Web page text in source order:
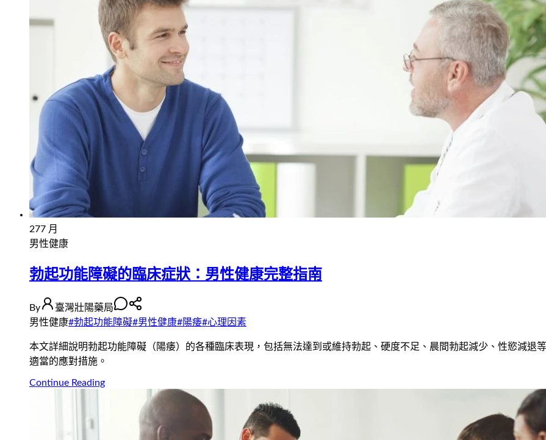
277 月
男性健康
勃起功能障礙的臨床症狀：男性健康完整指南
By
臺灣壯陽藥局
男性健康#勃起功能障礙#男性健康#陽痿#心理因素
本文詳細說明勃起功能障礙（陽痿）的各種臨床表現，包括無法達到或維持勃起、硬度不足、晨間勃起減少、性慾減退
適當的應對措施。
Continue Reading